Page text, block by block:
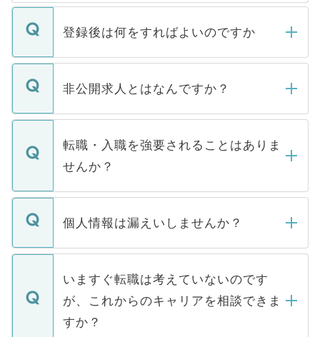
登録後は何をすればよいのですか
ご登録いただきましたら、弊社担当者がご
登録内容を確認し、その後メールもしくは
ます。通常、5営業日以内にはご連絡をせて
いただきますので、しばらくお待ちくださ
非公開求人とはなんですか？
マイナビDOCTORで取り扱っている求人の
うち約3割は、Webサイトからご覧いただ
けない「非公開求人」です。非公開求人は
下記の理由によって、一般には公開してい
ません。
■応募殺到を避けるため 人気のある医療機
関を公にしてしまうと、応募が殺到する場
に、医療機関が求める条件に合った人材の
みを人材紹介会社に依頼するケースが増え
ています。
転職・入職を強要されることはありま
せんか？
転職・入職を強要することは一切ありませ
ん。また、仮に応募先から内定をいただい
定を承諾する必要はありません。内定先へ
の辞退の連絡はキャリアパートナーが行い
個人情報は漏えいしませんか？
個人情報が漏えいすることはありませんの
で、ご安心ください。当サイトからの登録
などで収集したご登録者様の個人情報は、
ご本人のキャリアアップおよび転職活動の
支援を目的に使用いたします。お預かりし
いますぐ転職は考えていないのです
が、これからのキャリアを相談できま
すか？